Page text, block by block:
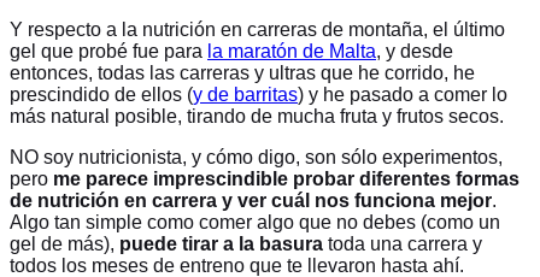
Y respecto a la nutrición en carreras de montaña, el último
gel que probé fue para la maratón de Malta, y desde
entonces, todas las carreras y ultras que he corrido, he
prescindido de ellos (y de barritas) y he pasado a comer lo
más natural posible, tirando de mucha fruta y frutos secos.
NO soy nutricionista, y cómo digo, son sólo experimentos,
pero me parece imprescindible probar diferentes formas
de nutrición en carrera y ver cuál nos funciona mejor.
Algo tan simple como comer algo que no debes (como un
gel de más), puede tirar a la basura toda una carrera y
todos los meses de entreno que te llevaron hasta ahí.